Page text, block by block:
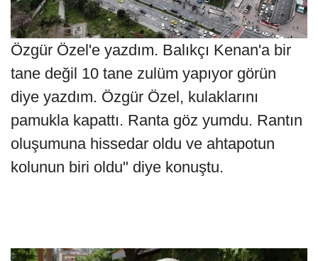
Özgür Özel'e yazdım. Balıkçı Kenan'a bir
tane değil 10 tane zulüm yapıyor görün
diye yazdım. Özgür Özel, kulaklarını
pamukla kapattı. Ranta göz yumdu. Rantın
oluşumuna hissedar oldu ve ahtapotun
kolunun biri oldu" diye konuştu.